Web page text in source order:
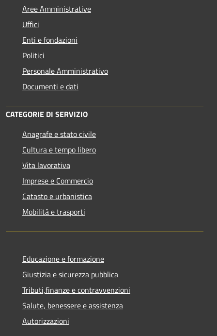
Aree Amministrative
Uffici
Enti e fondazioni
Politici
Personale Amministrativo
Documenti e dati
CATEGORIE DI SERVIZIO
Anagrafe e stato civile
Cultura e tempo libero
Vita lavorativa
Imprese e Commercio
Catasto e urbanistica
Mobilità e trasporti
Educazione e formazione
Giustizia e sicurezza pubblica
Tributi,finanze e contravvenzioni
Salute, benessere e assistenza
Autorizzazioni